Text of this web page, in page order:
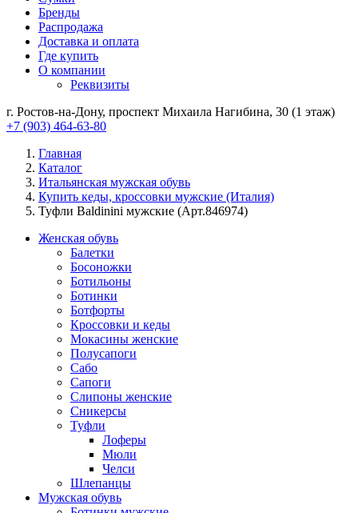
Бренды
Распродажа
Доставка и оплата
Где купить
О компании
Реквизиты
г. Ростов-на-Дону, проспект Михаила Нагибина, 30 (1 этаж)
+7 (903) 464-63-80
Главная
Каталог
Итальянская мужская обувь
Купить кеды, кроссовки мужские (Италия)
Туфли Baldinini мужские (Арт.846974)
Женская обувь
Балетки
Босоножки
Ботильоны
Ботинки
Ботфорты
Кроссовки и кеды
Мокасины женские
Полусапоги
Сабо
Сапоги
Слипоны женские
Сникерсы
Туфли
Лоферы
Мюли
Челси
Шлепанцы
Мужская обувь